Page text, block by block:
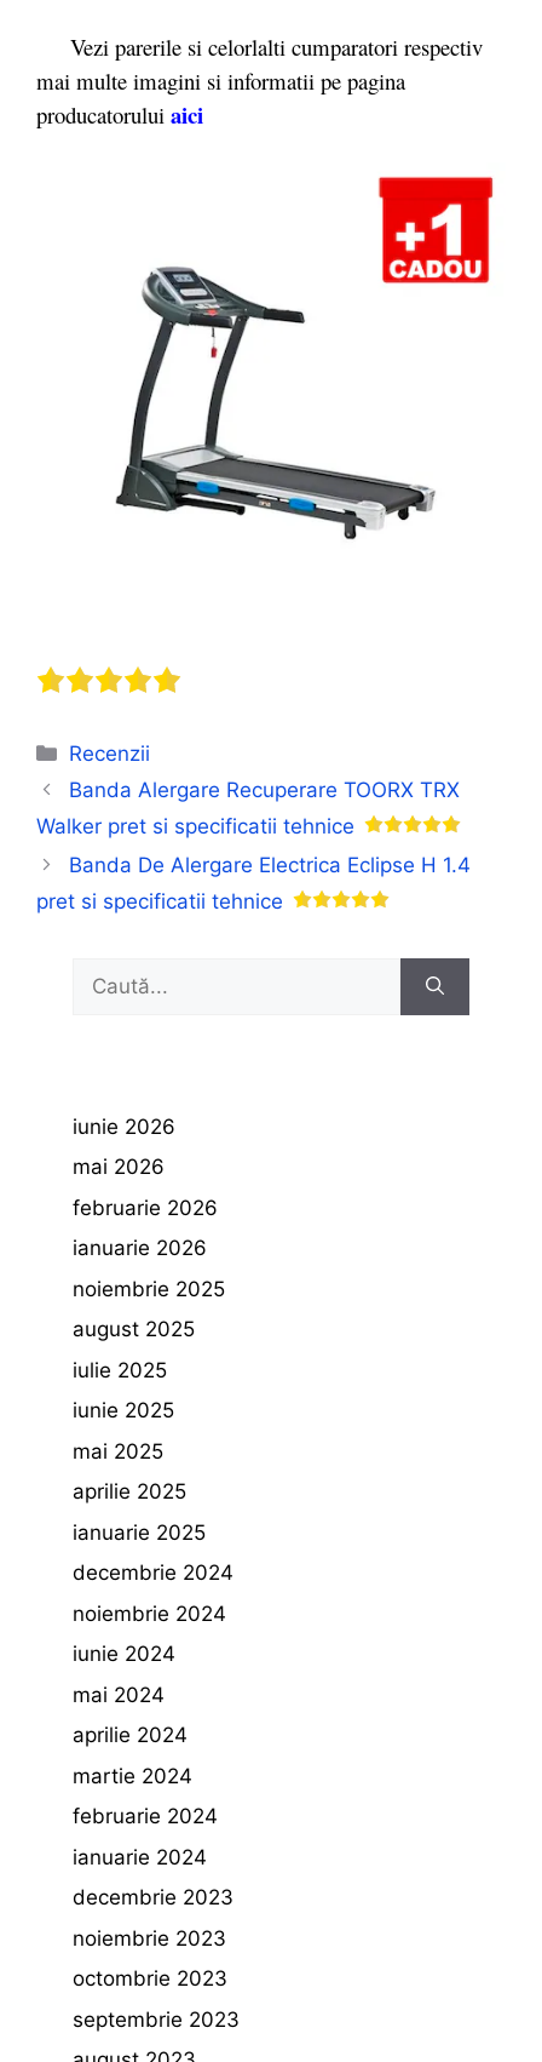
Vezi parerile si celorlalti cumparatori respectiv
mai multe imagini si informatii pe pagina
producatorului aici
Categorii
Recenzii
Banda Alergare Recuperare TOORX TRX
Walker pret si specificatii tehnice
Banda De Alergare Electrica Eclipse H 1.4
pret si specificatii tehnice
după:
iunie 2026
mai 2026
februarie 2026
ianuarie 2026
noiembrie 2025
august 2025
iulie 2025
iunie 2025
mai 2025
aprilie 2025
ianuarie 2025
decembrie 2024
noiembrie 2024
iunie 2024
mai 2024
aprilie 2024
martie 2024
februarie 2024
ianuarie 2024
decembrie 2023
noiembrie 2023
octombrie 2023
septembrie 2023